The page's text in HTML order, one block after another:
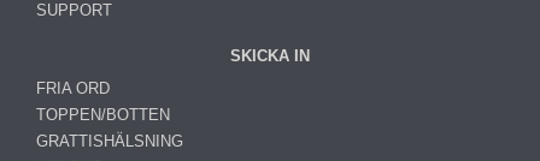
SUPPORT
SKICKA IN
FRIA ORD
TOPPEN/BOTTEN
GRATTISHÄLSNING